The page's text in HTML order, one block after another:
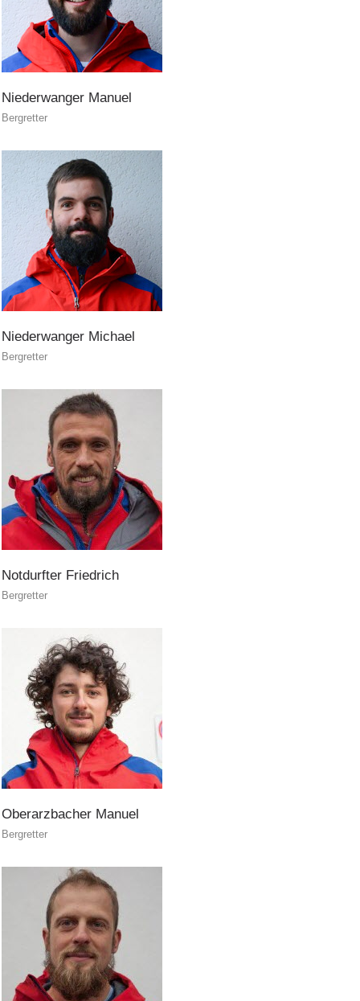
Prevenzione
PEER
Niederwanger Manuel
Bergretter
Niederwanger Michael
Bergretter
Notdurfter Friedrich
Bergretter
Oberarzbacher Manuel
Bergretter